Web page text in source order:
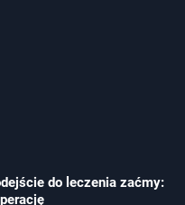
do leczenia zaćmy: